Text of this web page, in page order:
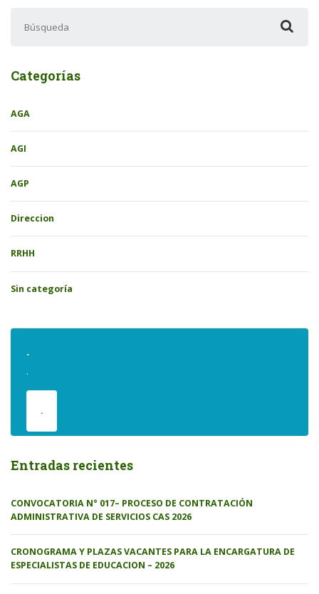
Categorías
AGA
AGI
AGP
Direccion
RRHH
Sin categoría
.
.
.
Entradas recientes
CONVOCATORIA N° 017– PROCESO DE CONTRATACIÓN
ADMINISTRATIVA DE SERVICIOS CAS 2026
CRONOGRAMA Y PLAZAS VACANTES PARA LA ENCARGATURA DE
ESPECIALISTAS DE EDUCACION – 2026